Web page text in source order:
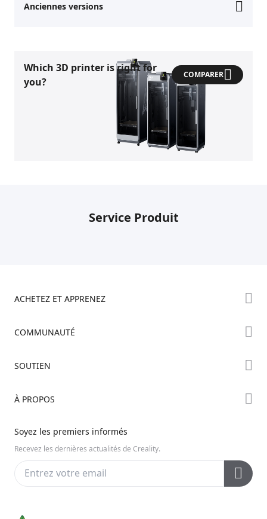
Anciennes versions
Which 3D printer is right for
you?
COMPARER
Service Produit
ACHETEZ ET APPRENEZ
Série Hi
COMMUNAUTÉ
Discord
SOUTIEN
Centre d’Aide
Centre Vidéo
Service Après-Vente
À PROPOS
Contactez-nous
Soyez les premiers informés
Recevez les dernières actualités de Creality.